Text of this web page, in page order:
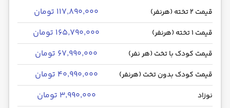
قیمت 2 تخته (هرنفر) ۱۱۷٬۸۹۰٬۰۰۰ تومان
قیمت 1 تخته (هرنفر) ۱۶۵٬۷۹۰٬۰۰۰ تومان
قیمت کودک با تخت (هر نفر) ۶۷٬۹۹۰٬۰۰۰ تومان
قیمت کودک بدون تخت (هرنفر) ۴۰٬۹۹۰٬۰۰۰ تومان
نوزاد ۳٬۹۹۰٬۰۰۰ تومان